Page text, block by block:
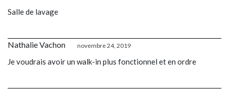
Salle de lavage
Nathalie Vachon novembre 24, 2019
Je voudrais avoir un walk-in plus fonctionnel et en ordre